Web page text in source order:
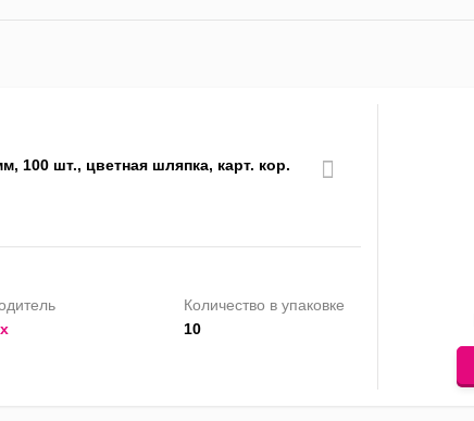
100 шт., цветная шляпка, карт. кор.
Количество в упаковке
10